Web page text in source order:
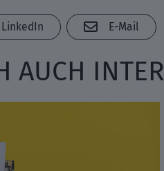
LinkedIn E-Mail
AUCH